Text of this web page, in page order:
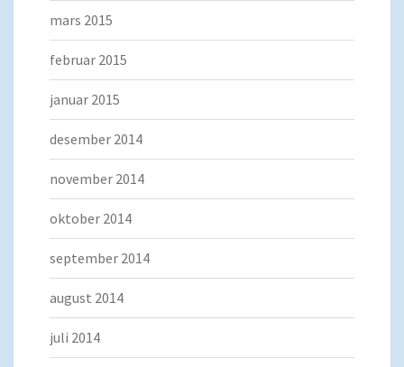
mars 2015
februar 2015
januar 2015
desember 2014
november 2014
oktober 2014
september 2014
august 2014
juli 2014